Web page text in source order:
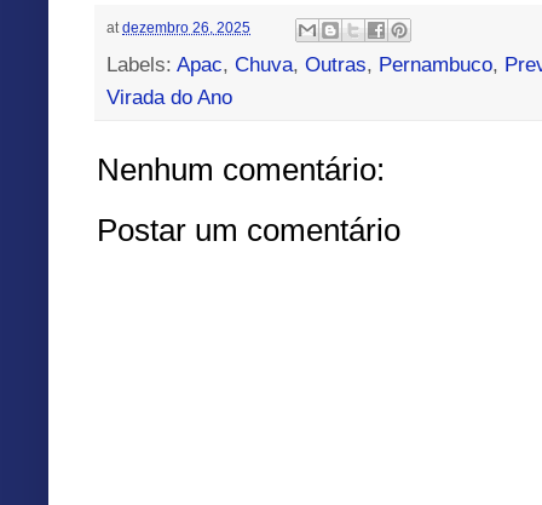
at dezembro 26, 2025
Labels: Apac, Chuva, Outras, Pernambuco,
Virada do Ano
Nenhum comentário:
Postar um comentário